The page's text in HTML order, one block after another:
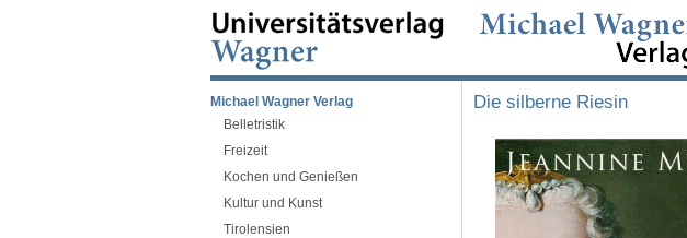
Michael Wagner Verlag
Belletristik
Freizeit
Kochen und Genießen
Kultur und Kunst
Tirolensien
Die silberne Riesin